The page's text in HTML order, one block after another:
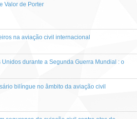
Valor de Porter
na aviação civil internacional
durante a Segunda Guerra Mundial : o
bilíngue no âmbito da aviação civil